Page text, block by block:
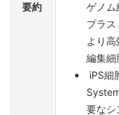
要約
ゲノム
プラス
より
編集細
iPS細
要なシ